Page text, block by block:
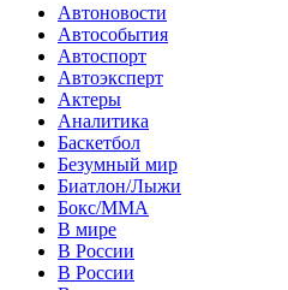
Автоновости
Автособытия
Автоспорт
Автоэксперт
Актеры
Аналитика
Баскетбол
Безумный мир
Биатлон/Лыжи
Бокс/MMA
В мире
В России
В России